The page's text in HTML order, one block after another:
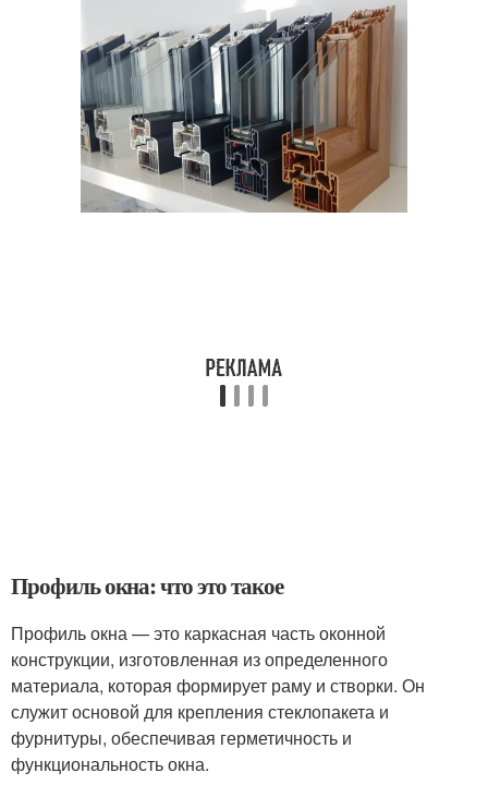
Профиль окна: что это такое
Профиль окна — это каркасная часть оконной
конструкции, изготовленная из определенного
материала, которая формирует раму и створки. Он
служит основой для крепления стеклопакета и
фурнитуры, обеспечивая герметичность и
функциональность окна.